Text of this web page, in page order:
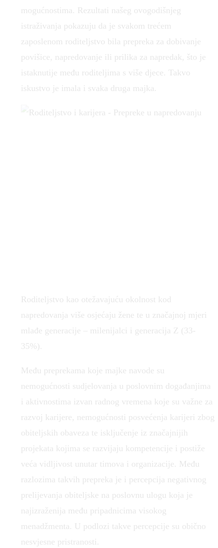
mogućnostima. Rezultati našeg ovogodišnjeg
istraživanja pokazuju da je svakom trećem
zaposlenom roditeljstvo bila prepreka za dobivanje
povišice, napredovanje ili prilika za napredak, što je
istaknutije među roditeljima s više djece. Takvo
iskustvo je imala i svaka druga majka.
Roditeljstvo kao otežavajuću okolnost kod
napredovanja više osjećaju žene te u značajnoj mjeri
mlađe generacije – milenijalci i generacija Z (33-
35%).
Među preprekama koje majke navode su
nemogućnosti sudjelovanja u poslovnim događanjima
i aktivnostima izvan radnog vremena koje su važne za
razvoj karijere, nemogućnosti posvećenja karijeri zbog
obiteljskih obaveza te isključenje iz značajnijih
projekata kojima se razvijaju kompetencije i postiže
veća vidljivost unutar timova i organizacije. Među
razlozima takvih prepreka je i percepcija negativnog
prelijevanja obiteljske na poslovnu ulogu koja je
najizraženija među pripadnicima visokog
menadžmenta. U podlozi takve percepcije su obično
nesvjesne pristranosti.